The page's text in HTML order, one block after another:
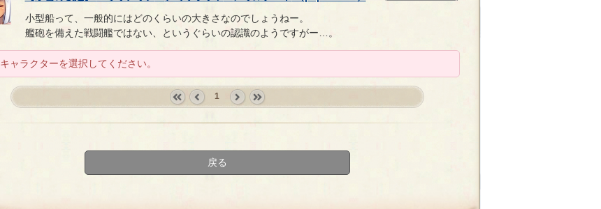
小型船って、一般的にはどのくらいの大きさなのでしょうねー。
艦砲を備えた戦闘艦ではない、というぐらいの認識のようですがー…。
キャラクターを選択してください。
1
戻る